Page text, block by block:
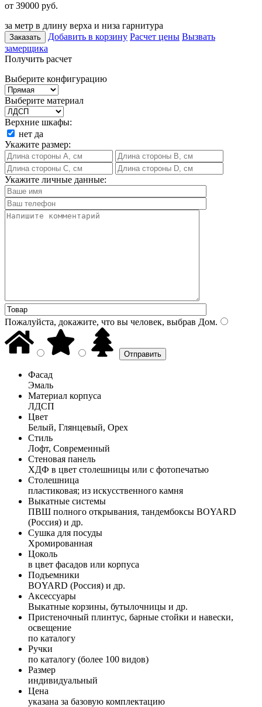
от 39000 руб.
за метр в длину верха и низа гарнитура
Заказать Добавить в корзину Расчет цены Вызвать
замерщика
Получить расчет
Выберите конфигурацию
Выберите материал
Верхние шкафы:
нет да
Укажите размер:
Укажите личные данные:
Пожалуйста, докажите, что вы человек, выбрав Дом.
Фасад
Эмаль
Материал корпуса
ЛДСП
Цвет
Белый, Глянцевый, Орех
Стиль
Лофт, Современный
Стеновая панель
ХДФ в цвет столешницы или с фотопечатью
Столешница
пластиковая; из искусственного камня
Выкатные системы
ПВШ полного открывания, тандембоксы BOYARD
(Россия) и др.
Сушка для посуды
Хромированная
Цоколь
в цвет фасадов или корпуса
Подъемники
BOYARD (Россия) и др.
Аксессуары
Выкатные корзины, бутылочницы и др.
Пристеночный плинтус, барные стойки и навески,
освещение
по каталогу
Ручки
по каталогу (более 100 видов)
Размер
индивидуальный
Цена
указана за базовую комплектацию